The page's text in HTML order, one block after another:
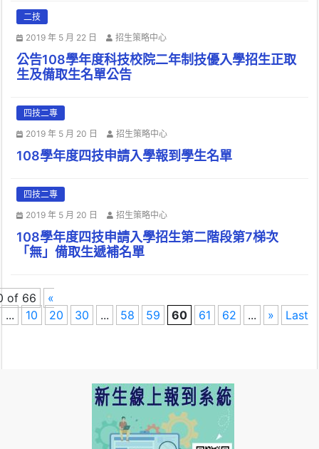
二技
2019 年 5 月 22 日
招生策略中心
公告108學年度科技校院二年制技優入學招生正取
生及備取生名單公告
四技二專
2019 年 5 月 20 日
招生策略中心
108學年度四技申請入學報到學生名單
四技二專
2019 年 5 月 20 日
招生策略中心
108學年度四技申請入學招生第二階段第7梯次
「無」備取生遞補名單
of 66
«
...
10 20 30 ... 58 59 60 61 62 ... » Last